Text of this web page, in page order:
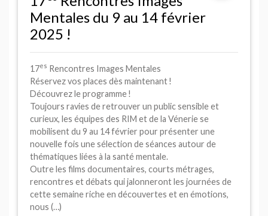
Mentales du 9 au 14 février
2025 !
17es Rencontres Images Mentales
Réservez vos places dès maintenant!
Découvrez le programme!
Toujours ravies de retrouver un public sensible et
curieux, les équipes des RIM et de la Vénerie se
mobilisent du 9 au 14 février pour présenter une
nouvelle fois une sélection de séances autour de
thématiques liées à la santé mentale.
Outre les films documentaires, courts métrages,
rencontres et débats qui jalonneront les journées de
cette semaine riche en découvertes et en émotions,
nous (…)